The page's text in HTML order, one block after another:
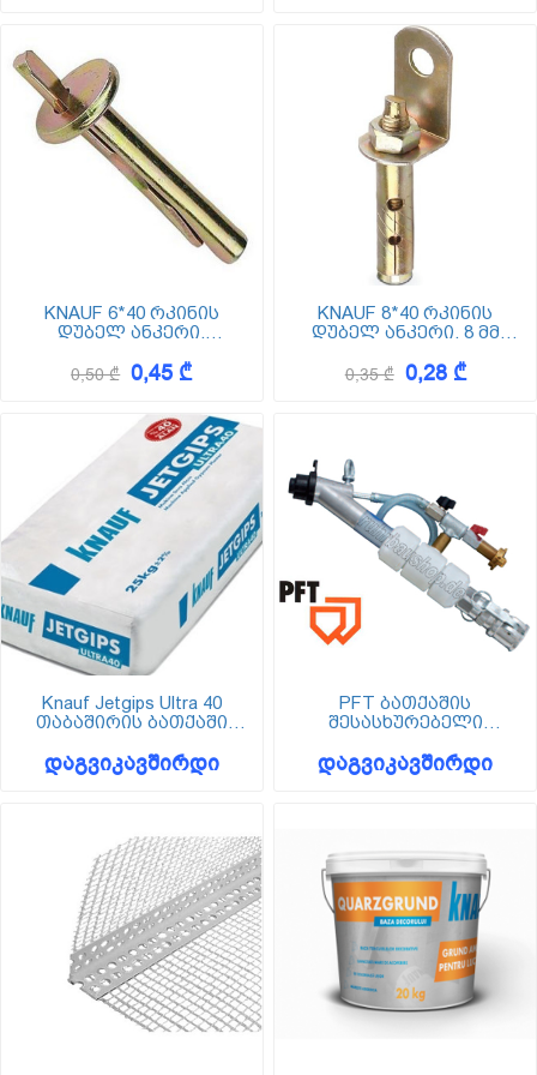
KNAUF 6*40 რკინის
დუბელ ანკერი.
დიამეტრით
0,50 ₾ 0,45 ₾
KNAUF 8*40 რკინის
დუბელ ანკერი. 8 მმ
0,35 ₾ 0,28 ₾
Knauf Jetgips Ultra 40
თაბაშირის ბათქაში
დამუშავებისათვის (25
კგ)
დაგვიკავშირდი
PFT ბათქაშის
შესასხურებელი
დაგვიკავშირდი